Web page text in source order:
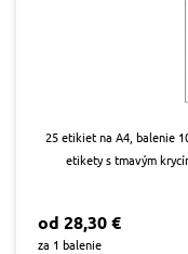
25 etikiet na A4, balenie
etikety s tmavým
od 28,30 €
za 1 balenie